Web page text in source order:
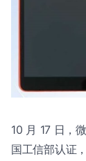
10 月 17 日，
国工信部认证